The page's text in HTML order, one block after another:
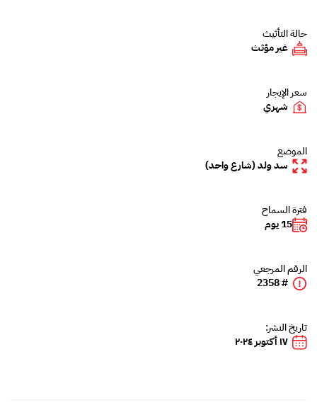
حالة التأثيث
غير مؤثث
سعر الإيجار
شهري
الموضع
سد ولد (شارع واحد)
فترة السماح
15 يوم
الرقم المرجعي
# 2358
تاريخ النشر:
١٧ أكتوبر ٢٠٢٤